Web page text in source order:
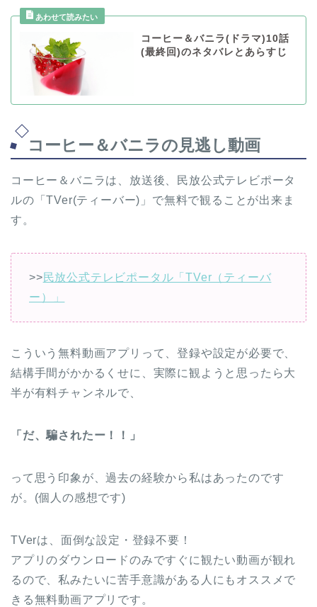
コーヒー＆バニラ(ドラマ)10話
(最終回)のネタバレとあらすじ
コーヒー＆バニラの見逃し動画
コーヒー＆バニラは、放送後、民放公式テレビポータ
ルの「TVer(ティーバー)」で無料で観ることが出来ま
す。
>>民放公式テレビポータル「TVer（ティーバ
ー）」
こういう無料動画アプリって、登録や設定が必要で、
結構手間がかかるくせに、実際に観ようと思ったら大
半が有料チャンネルで、
「だ、騙されたー！！」
って思う印象が、過去の経験から私はあったのです
が。(個人の感想です)
TVerは、面倒な設定・登録不要！
アプリのダウンロードのみですぐに観たい動画が観れ
るので、私みたいに苦手意識がある人にもオススメで
きる無料動画アプリです。